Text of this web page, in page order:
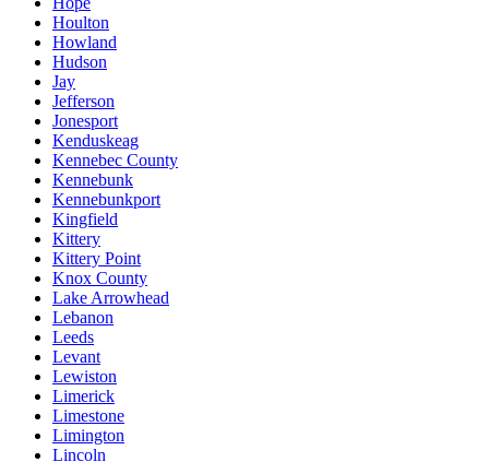
Houlton
Howland
Hudson
Jay
Jefferson
Jonesport
Kenduskeag
Kennebec County
Kennebunk
Kennebunkport
Kingfield
Kittery
Kittery Point
Knox County
Lake Arrowhead
Lebanon
Leeds
Levant
Lewiston
Limerick
Limestone
Limington
Lincoln